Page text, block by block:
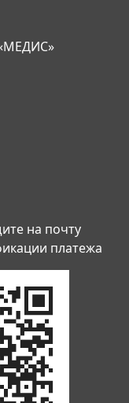
на почту
платежа